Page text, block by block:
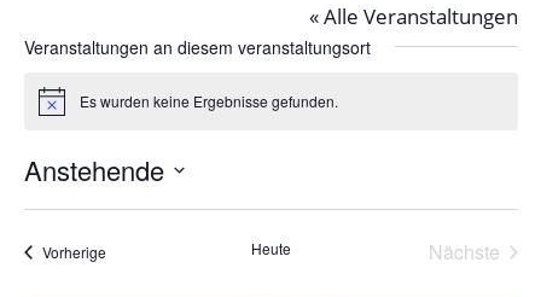
« Alle Veranstaltungen
Veranstaltungen an diesem veranstaltungsort
HinweisEs wurden keine Ergebnisse gefunden.
Anstehende
Datum
wählen.
VorherigeVeranstaltungen Heute
Nächste